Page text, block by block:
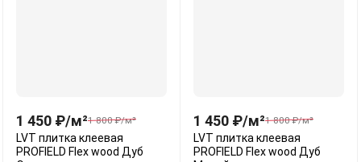
1 450 ₽/м²1 800 ₽/м²
LVT плитка клеевая
PROFIELD Flex wood Дуб
1 450 ₽/м²1 800 ₽/м²
LVT плитка клеевая
PROFIELD Flex wood Дуб